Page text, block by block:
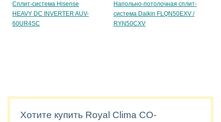
Сплит-система Hisense
HEAVY DC INVERTER AUV-
60UR4SC
Напольно-потолочная сплит-
система Daikin FLQN50EXV /
RYN50CXV
Хотите купить Royal Clima CO-